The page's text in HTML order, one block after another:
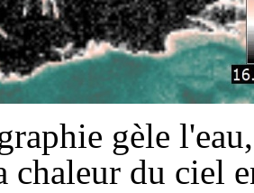
gèle
chaleur du ciel